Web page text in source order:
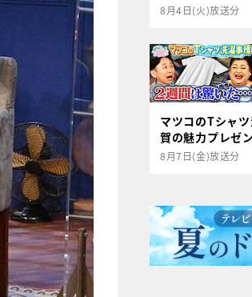
8月4日(火)放送分
マツコのTシャ
賀の魅力プレゼ
8月7日(金)放送分